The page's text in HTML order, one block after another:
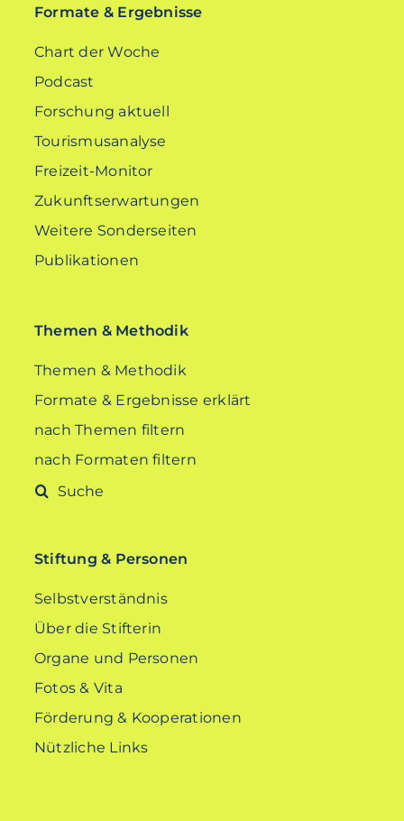
Formate & Ergebnisse
Chart der Woche
Podcast
Forschung aktuell
Tourismusanalyse
Freizeit-Monitor
Zukunftserwartungen
Weitere Sonderseiten
Publikationen
Themen & Methodik
Themen & Methodik
Formate & Ergebnisse erklärt
nach Themen filtern
nach Formaten filtern
Suche
Stiftung & Personen
Selbstverständnis
Über die Stifterin
Organe und Personen
Fotos & Vita
Förderung & Kooperationen
Nützliche Links